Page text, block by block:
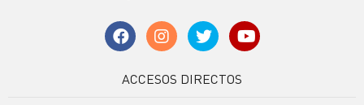
ACCESOS DIRECTOS